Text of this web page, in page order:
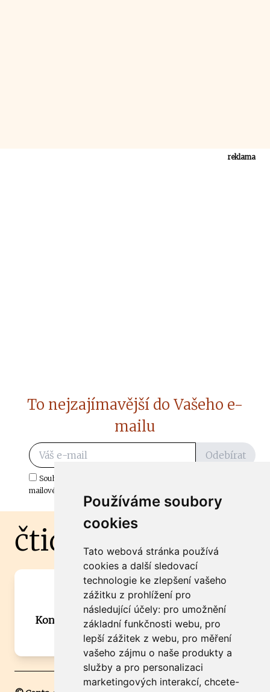
Používáme soubory
cookies
Tato webová stránka používá
cookies a další sledovací
technologie ke zlepšení vašeho
zážitku z prohlížení pro
následující účely: pro umožnění
základní funkčnosti webu, pro
lepší zážitek z webu, pro měření
vašeho zájmu o naše produkty a
služby a pro personalizaci
marketingových interakcí, chcete-
reklama
To nejzajímavější do Vašeho e-
mailu
Odebírat
Souhlasím s odběrem důležitých zpráv ze ČtiDoma.cz do mé e-
mailové schránky.
čtidoma.cz
Máte zajímavou informaci? Chcete
spolupracovat?
Kontaktujte šéfredaktora Martina Chalupu:
chalupa@ctidoma.cz